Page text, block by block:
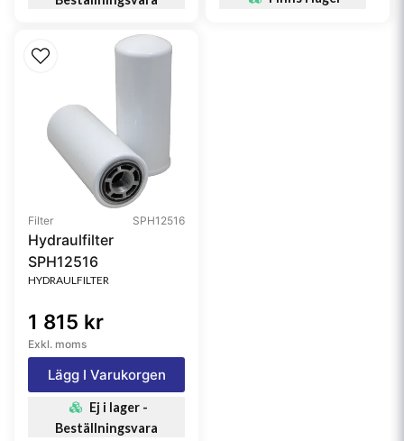
Filter SPH12516
Hydraulfilter
SPH12516
HYDRAULFILTER
1 815 kr
Exkl. moms
Lägg I Varukorgen
Ej i lager -
Beställningsvara